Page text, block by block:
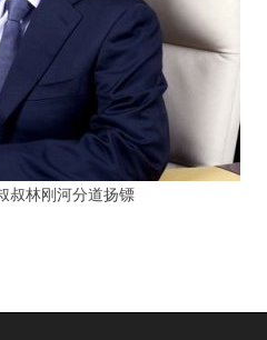
叔林刚河分道扬镖